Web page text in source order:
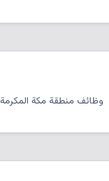
وظائف منطقة مكة المكرمة